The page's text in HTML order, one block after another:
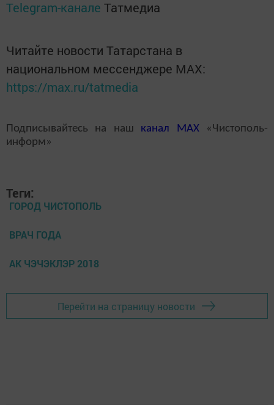
Telegram-канале Татмедиа
Читайте новости Татарстана в
национальном мессенджере MАХ:
https://max.ru/tatmedia
Подписывайтесь на наш канал MAX«Чистополь-
информ»
Теги:
ГОРОД ЧИСТОПОЛЬ
ВРАЧ ГОДА
АК ЧЭЧЭКЛЭР 2018
Перейти на страницу новости